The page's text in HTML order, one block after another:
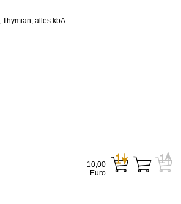
alles kbA
10,00
Euro